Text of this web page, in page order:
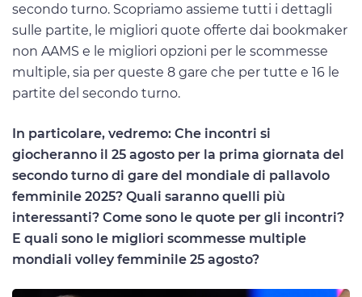
secondo turno. Scopriamo assieme tutti i dettagli
sulle partite, le migliori quote offerte dai bookmaker
non AAMS e le migliori opzioni per le scommesse
multiple, sia per queste 8 gare che per tutte e 16 le
partite del secondo turno.
In particolare, vedremo: Che incontri si
giocheranno il 25 agosto per la prima giornata del
secondo turno di gare del mondiale di pallavolo
femminile 2025? Quali saranno quelli più
interessanti? Come sono le quote per gli incontri?
E quali sono le migliori scommesse multiple
mondiali volley femminile 25 agosto?